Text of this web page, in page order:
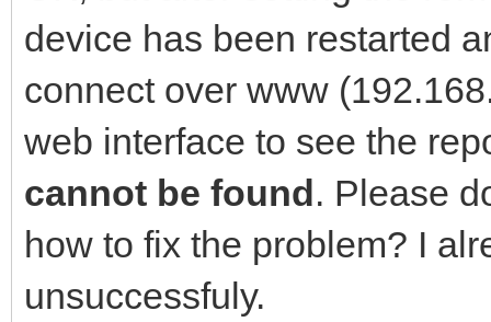
device has been restarted
connect over www
web interface to see the
cannot be found. Please
how to fix the problem? I
unsuccessfuly.